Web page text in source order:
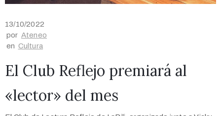
13/10/2022
por Ateneo
en Cultura
El Club Reflejo premiará al
«lector» del mes